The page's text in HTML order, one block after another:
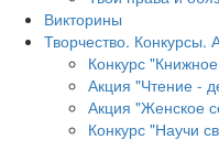
Викторины
Творчество. Конкурсы.
Конкурс
Акция "Чтение -
Акция "Женское
Конкурс "Научи